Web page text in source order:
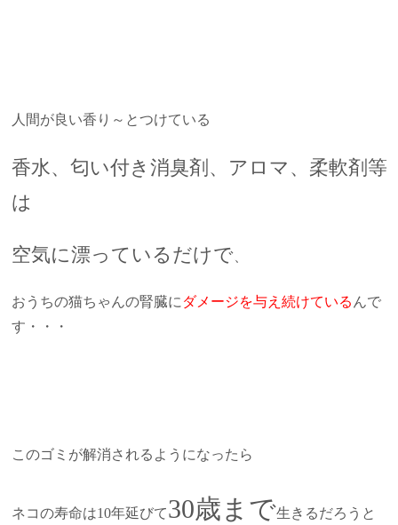
人間が良い香り～とつけている
香水、匂い付き消臭剤、アロマ、柔軟剤等
は
空気に漂っているだけで、
おうちの猫ちゃんの腎臓に ダメージを与え続けている んで
す・・・
このゴミが解消されるようになったら
ネコの寿命は10年延びて30歳まで生きるだろうと